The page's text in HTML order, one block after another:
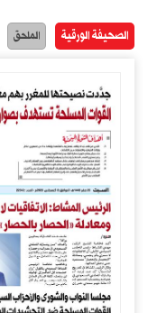
الصحيفة الورقية الملحق